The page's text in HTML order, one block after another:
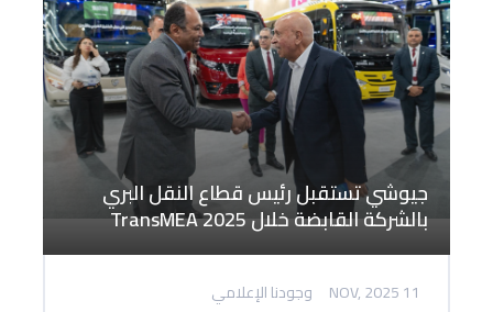
جيوشي تستقبل رئيس قطاع النقل البري
بالشركة القابضة خلال TransMEA 2025
11 NOV, 2025 وجودنا الإعلامي